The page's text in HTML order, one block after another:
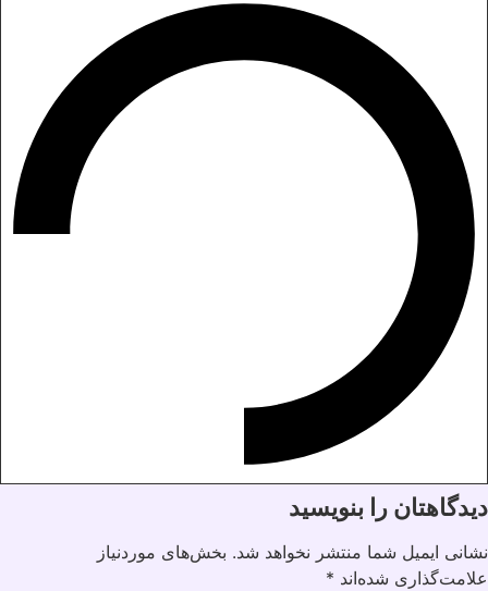
دیدگاهتان را بنویسید
نشانی ایمیل شما منتشر نخواهد شد. بخش‌های موردنیاز
علامت‌گذاری شده‌اند *